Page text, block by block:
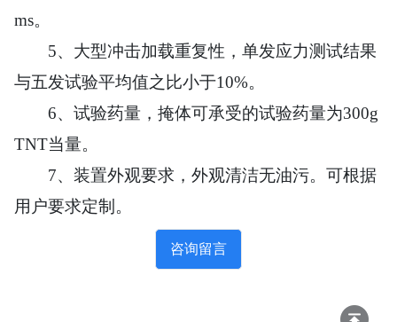
ms。
5、大型冲击加载重复性，单发应力测试结果
与五发试验平均值之比小于10%。
6、试验药量，掩体可承受的试验药量为300g
TNT当量。
7、装置外观要求，外观清洁无油污。可根据
用户要求定制。
咨询留言